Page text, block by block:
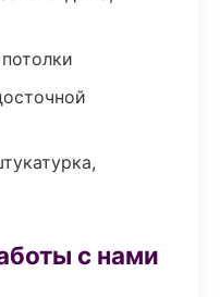
с нами